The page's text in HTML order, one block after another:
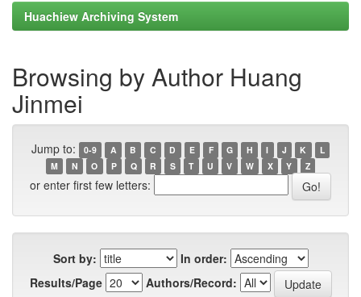
Huachiew Archiving System
Browsing by Author Huang
Jinmei
Jump to: 0-9 A B C D E F G H I J K
L
M
N O P Q R S T U V W X Y Z
or enter first few letters:
Sort by:
In order:
Results/Page
Authors/Record: